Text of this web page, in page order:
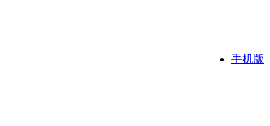
手机版